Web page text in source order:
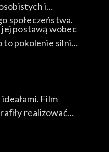
i
społeczeństwa.
jej postawą wobec
to pokolenie silnie
Film
realizować